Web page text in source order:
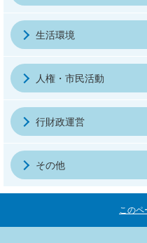
生活環境
人権・市民活動
行財政運営
その他
このペ